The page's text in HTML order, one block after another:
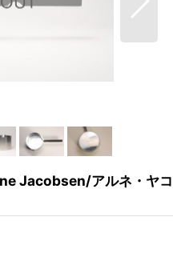
Jacobsen/アルネ・ヤ